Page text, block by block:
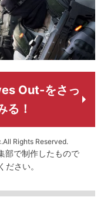
Out-をさっ
る！
Rights Reserved.
部で制作したもので
ださい。